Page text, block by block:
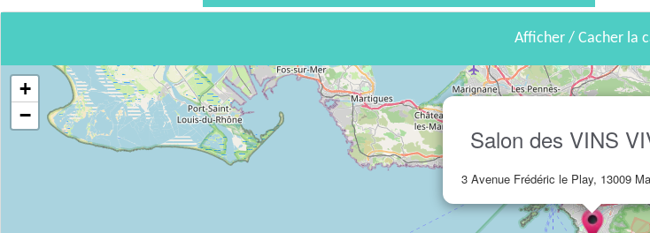
Afficher / Cacher la
Salon des VINS
3 Avenue Frédéric le Play, 13009
+
−